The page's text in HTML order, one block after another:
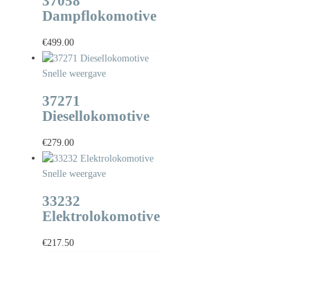
Dampflokomotive
€499.00
Snelle weergave
37271
Diesellokomotive
€279.00
Snelle weergave
33232
Elektrolokomotive
€217.50